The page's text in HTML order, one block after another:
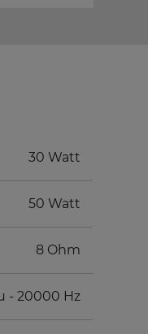
30 Watt
50 Watt
8 Ohm
- 20000 Hz